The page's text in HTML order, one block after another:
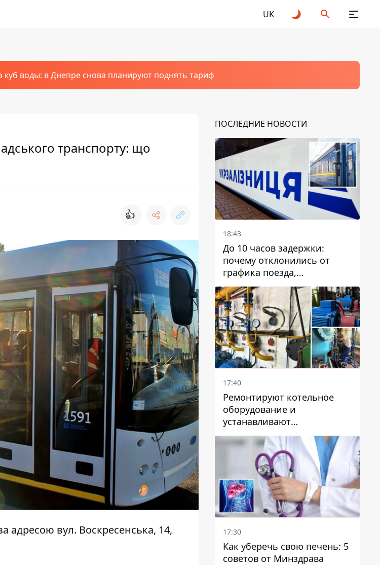
UK
куб воды: в Днепре снова планируют поднять тариф
транспорту: що
👍
адресою вул. Воскресенська, 14,
ПОСЛЕДНИЕ НОВОСТИ
18:43
До 10 часов задержки:
почему отклонились от
графика поезда,
курсирующие через Днепр
и область
17:40
Ремонтируют котельное
оборудование и
устанавливают
генераторные установки:
как в Днепре готовятся к
отопительному сезону
17:30
Как уберечь свою печень: 5
советов от Минздрава